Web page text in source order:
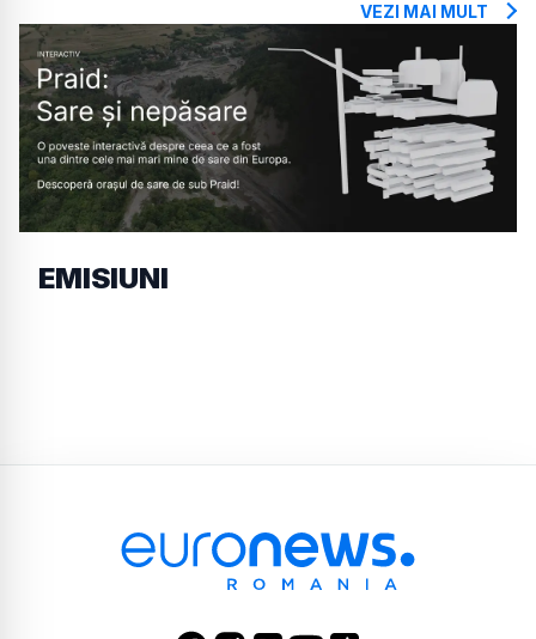
VEZI MAI MULT
EMISIUNI